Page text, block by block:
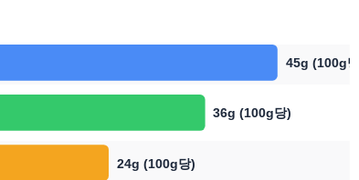
45g (100g당)
36g (100g당)
24g (100g당)